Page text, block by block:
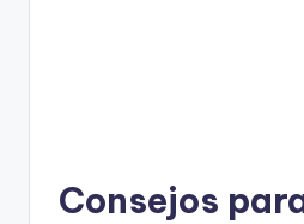
Consejos